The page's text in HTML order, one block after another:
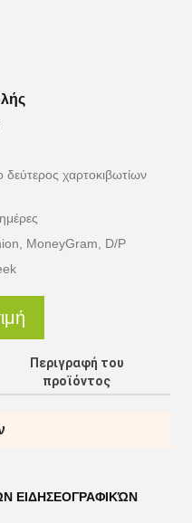
δεύτερος χαρτοκιβωτίων
MoneyGram, D/P
Περιγραφή του
προϊόντος
ΕΙΔΗΣΕΟΓΡΑΦΙΚΏΝ